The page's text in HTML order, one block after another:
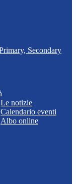
Secondary
Le notizie
Calendario eventi
Albo online